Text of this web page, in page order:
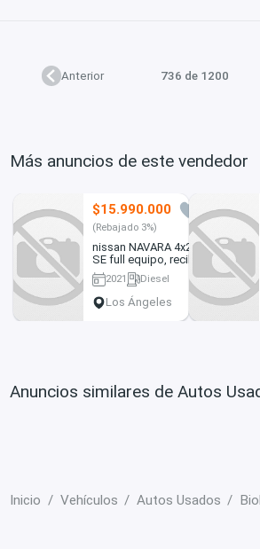
Anterior 736 de 1200
Más anuncios de este vendedor
$15.990.000 3
(Rebajado 3%)
nissan NAVARA 4x2
SE full equipo, recibo
vehiculo
2021
Diesel
Los Ángeles
Anuncios similares de Autos
Inicio Vehículos Autos Usados